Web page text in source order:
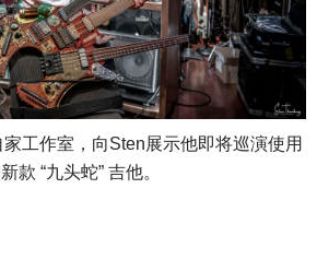
工作室，向Sten展示他即将巡演使用
款 “九头蛇” 吉他。